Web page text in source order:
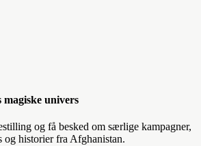
magiske univers
og få besked om særlige kampagner,
og historier fra Afghanistan.